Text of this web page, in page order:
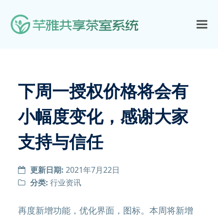
下周一授权价格将会有
小幅度变化，感谢大家
支持与信任
更新日期: 2021年7月22日
分类: 行业资讯
再度新增功能，优化界面，图标。本周将新增